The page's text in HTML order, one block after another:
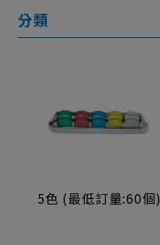
機台機構
電源/投幣器/配件
5色 (最低訂量:60個)